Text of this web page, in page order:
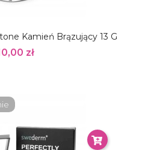
Kamień Brązujący 13 G
zł